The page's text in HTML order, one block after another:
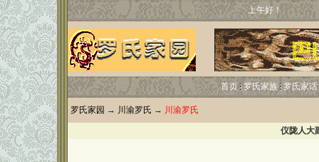
上午好！
首页 罗氏家族 罗氏家话
罗氏家园 → 川渝罗氏 → 川渝罗氏
仪陇人大